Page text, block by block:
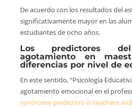
De acuerdo con los resultados del
significativamente mayor en las
estudiantes de ocho años.
Los predictores
agotamiento en
diferencias por nivel de
En este sentido, “Psicología
agotamiento emocional en el
syndrome predictors in teachers